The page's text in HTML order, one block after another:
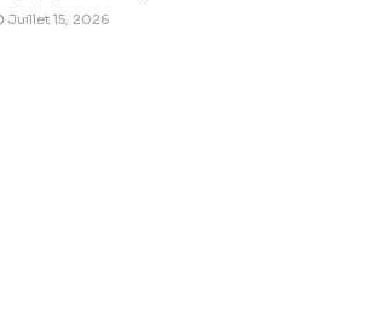
Juillet 15, 2026